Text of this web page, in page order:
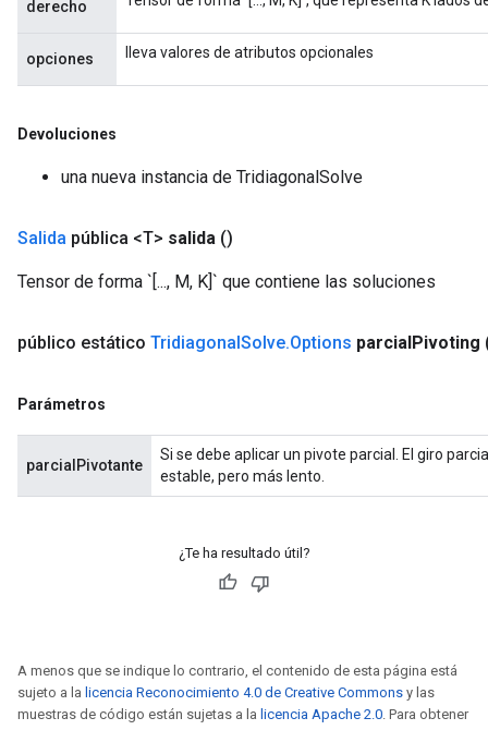
derecho
opciones lleva valores de atributos opcionales
Devoluciones
una nueva instancia de TridiagonalSolve
Salida pública <T> salida ()
Tensor de forma `[..., M, K]` que contiene las soluciones
público estático TridiagonalSolve.Options parcialPivoting
Parámetros
parcialPivotante
Si se debe aplicar un pivote parcial. El giro
estable, pero más lento.
¿Te ha resultado útil?
A menos que se indique lo contrario, el contenido de esta página está
sujeto a la licencia Reconocimiento 4.0 de Creative Commons y las
muestras de código están sujetas a la licencia Apache 2.0. Para obtener